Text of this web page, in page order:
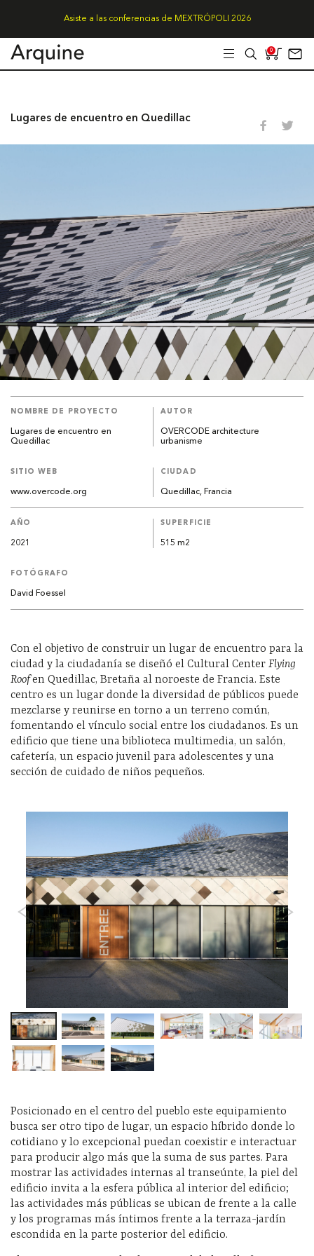
Asiste a las conferencias de MEXTRÓPOLI 2026
0
Lugares de encuentro en Quedillac
NOMBRE DE PROYECTO
Lugares de encuentro en
Quedillac
AUTOR
OVERCODE architecture
urbanisme
SITIO WEB
www.overcode.org
CIUDAD
Quedillac, Francia
AÑO
2021
SUPERFICIE
515 m2
FOTÓGRAFO
David Foessel
Con el objetivo de construir un lugar de encuentro para la
ciudad y la ciudadanía se diseñó el Cultural Center Flying
Roofen Quedillac, Bretaña al noroeste de Francia. Este
centro es un lugar donde la diversidad de públicos puede
mezclarse y reunirse en torno a un terreno común,
fomentando el vínculo social entre los ciudadanos. Es un
edificio que tiene una biblioteca multimedia, un salón,
cafetería, un espacio juvenil para adolescentes y una
sección de cuidado de niños pequeños.
Posicionado en el centro del pueblo este equipamiento
busca ser otro tipo de lugar, un espacio híbrido donde lo
cotidiano y lo excepcional puedan coexistir e interactuar
para producir algo más que la suma de sus partes. Para
mostrar las actividades internas al transeúnte, la piel del
edificio invita a la esfera pública al interior del edificio;
las actividades más públicas se ubican de frente a la calle
y los programas más íntimos frente a la terraza-jardín
escondida en la parte posterior del edificio.